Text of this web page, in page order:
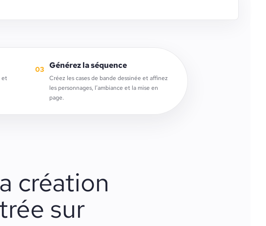
et
03 Générez la séquence
Créez les cases de bande dessinée et affinez
les personnages, l’ambiance et la mise en
page.
création
sur